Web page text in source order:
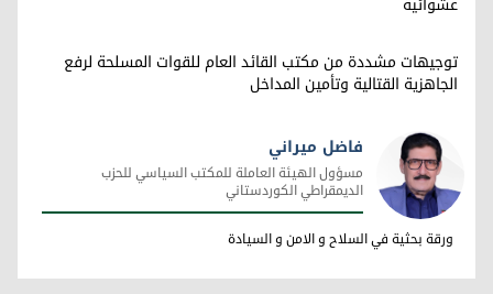
توجيهات مشددة من مكتب القائد العام للقوات المسلحة لرفع
الجاهزية القتالية وتأمين المداخل
فاضل ميراني
فاضل ميراني
مسؤول الهيئة العاملة للمكتب السياسي للحزب
الديمقراطي الكوردستاني
ورقة بحثية في السلاح و الامن و السيادة